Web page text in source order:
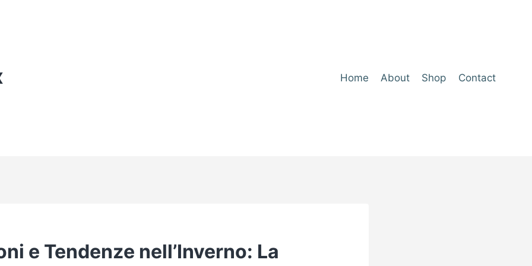
Home About Shop Contact
e Tendenze nell’Inverno: La